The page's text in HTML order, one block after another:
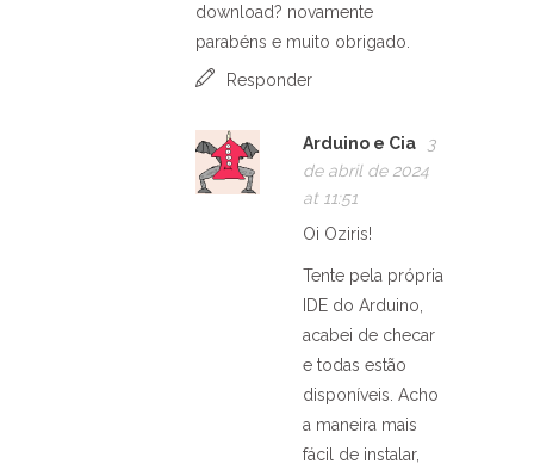
download? novamente
parabéns e muito obrigado.
Responder
Arduino e Cia
3
de abril de 2024
at 11:51
Oi Oziris!
Tente pela própria
IDE do Arduino,
acabei de checar
e todas estão
disponíveis. Acho
a maneira mais
fácil de instalar,